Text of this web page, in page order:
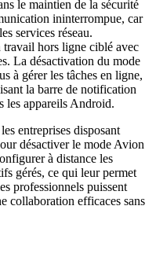
le maintien de la sécurité
ininterrompue, car
services réseau.
hors ligne ciblé avec
La désactivation du mode
à gérer les tâches en ligne,
la barre de notification
les appareils Android.
entreprises disposant
désactiver le mode Avion
à distance les
gérés, ce qui leur permet
professionnels puissent
collaboration efficaces sans